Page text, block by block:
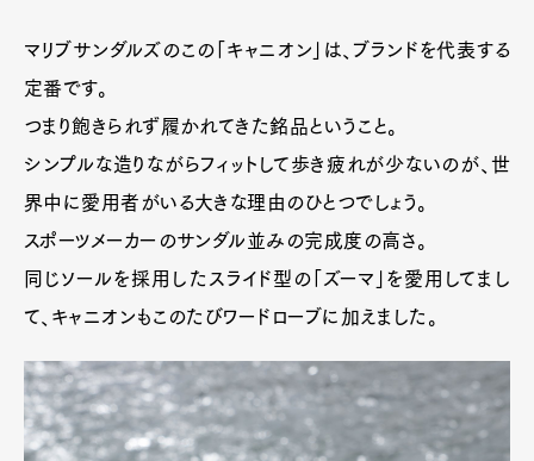
マリブサンダルズのこの「キャニオン」は、ブランドを代表する
定番です。
つまり飽きられず履かれてきた銘品ということ。
シンプルな造りながらフィットして歩き疲れが少ないのが、世
界中に愛用者がいる大きな理由のひとつでしょう。
スポーツメーカーのサンダル並みの完成度の高さ。
同じソールを採用したスライド型の「ズーマ」を愛用してまし
て、キャニオンもこのたびワードローブに加えました。